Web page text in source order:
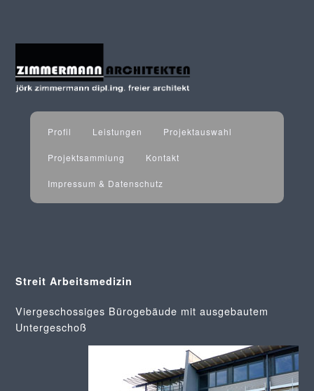
Profil Leistungen Projektauswahl
Projektsammlung Kontakt
Impressum & Datenschutz
Streit Arbeitsmedizin
Viergeschossiges Bürogebäude mit ausgebautem
Untergeschoß